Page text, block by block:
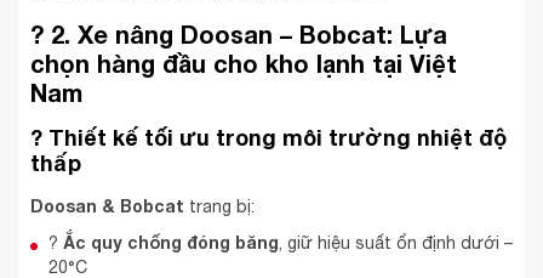
? 2. Xe nâng Doosan – Bobcat: Lựa
chọn hàng đầu cho kho lạnh tại Việt
Nam
? Thiết kế tối ưu trong môi trường nhiệt độ
thấp
Doosan & Bobcat trang bị:
? Ắc quy chống đóng băng , giữ hiệu suất ổn định dưới –
20°C